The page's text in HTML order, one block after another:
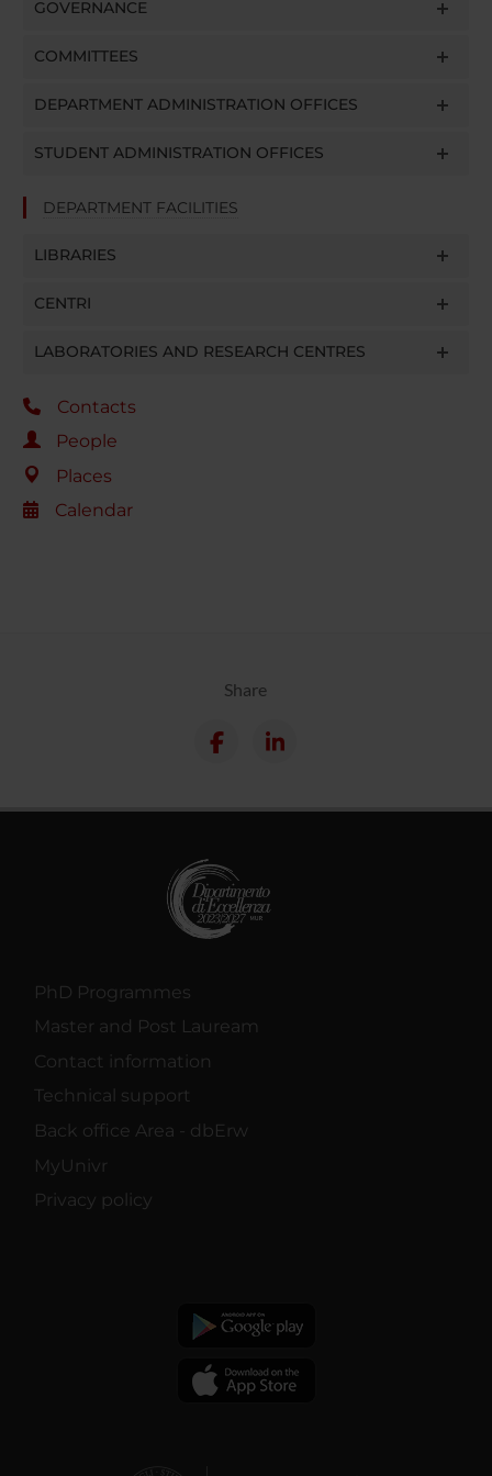
GOVERNANCE
COMMITTEES
DEPARTMENT ADMINISTRATION OFFICES
STUDENT ADMINISTRATION OFFICES
DEPARTMENT FACILITIES
LIBRARIES
CENTRI
LABORATORIES AND RESEARCH CENTRES
Contacts
People
Places
Calendar
Share
PhD Programmes
Master and Post Lauream
Contact information
Technical support
Back office Area - dbErw
MyUnivr
Privacy policy